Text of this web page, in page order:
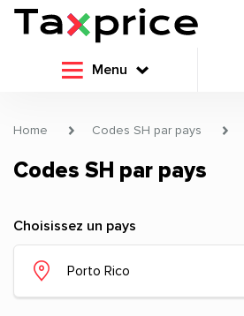
Menu
Home Codes SH par pays
Codes SH par pays
Choisissez un pays